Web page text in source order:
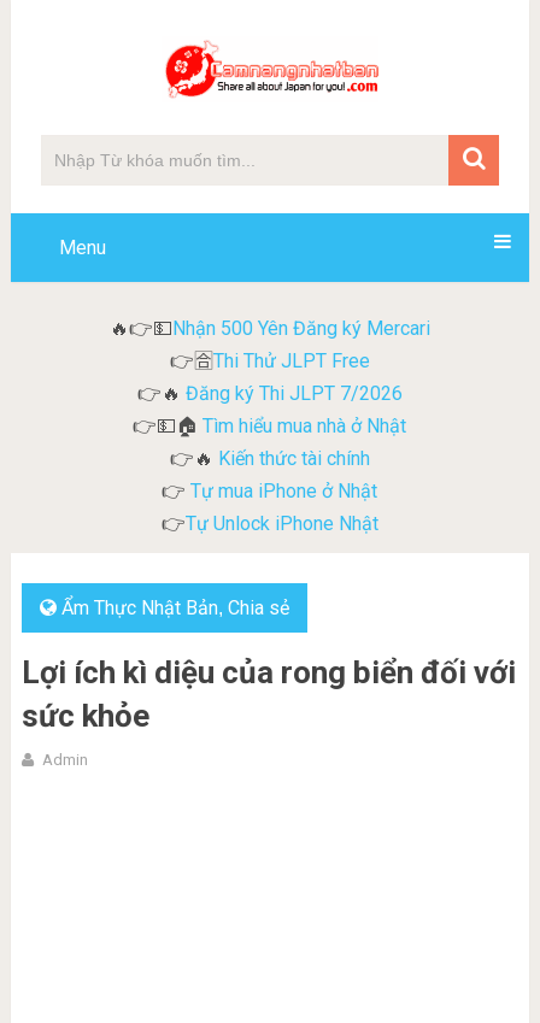
Menu
🔥👉💵Nhận 500 Yên Đăng ký Mercari
👉🈴Thi Thử JLPT Free
👉🔥 Đăng ký Thi JLPT 7/2026
👉💵🏠Tìm hiểu mua nhà ở Nhật
👉🔥 Kiến thức tài chính
👉 Tự mua iPhone ở Nhật
👉Tự Unlock iPhone Nhật
Ẩm Thực Nhật Bản, Chia sẻ
Lợi ích kì diệu của rong biển đối với
sức khỏe
Admin